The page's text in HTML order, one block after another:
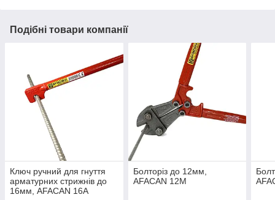
Подібні товари компанії
Ключ ручний для гнуття
арматурних стрижнів до
16мм, AFACAN 16А
Болторіз до 12мм,
AFACAN 12М